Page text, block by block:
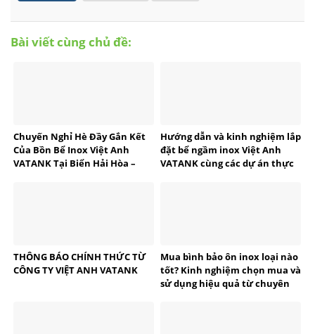
Bài viết cùng chủ đề:
Chuyến Nghỉ Hè Đầy Gắn Kết
Của Bồn Bể Inox Việt Anh
VATANK Tại Biển Hải Hòa –
Hướng dẫn và kinh nghiệm lắp
đặt bể ngầm inox Việt Anh
VATANK cùng các dự án thực
THÔNG BÁO CHÍNH THỨC TỪ
CÔNG TY VIỆT ANH VATANK
Mua bình bảo ôn inox loại nào
tốt? Kinh nghiệm chọn mua và
sử dụng hiệu quả từ chuyên